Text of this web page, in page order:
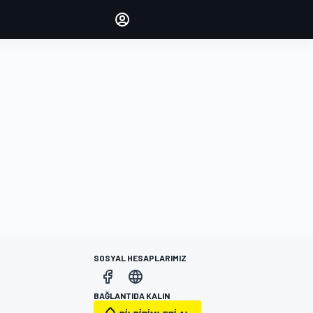
SOSYAL HESAPLARIMIZ
BAĞLANTIDA KALIN